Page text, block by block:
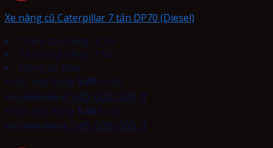
Xe nâng cũ Caterpillar 7 tấn DP70 (Diesel)
Chiều cao nâng: 3,7m
Tải trọng nâng: 7 tấn
Động cơ: Dầu
Được xếp hạng 5.00 5 sao
672,000,000₫ 545,000,000 ₫
Được xếp hạng 5.00 5 sao
672,000,000₫ 545,000,000 ₫